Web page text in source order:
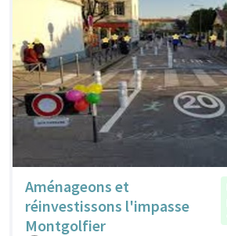
Aménageons et
réinvestissons l'impasse
Montgolfier